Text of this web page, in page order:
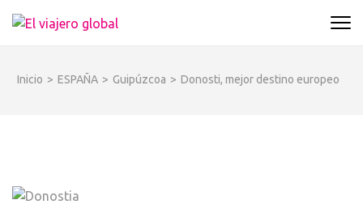
Un espacio donde descubrir la cara B de los
desde su música hasta su arquitectura o sus
Inicio > ESPAÑA > Guipúzcoa > Donosti, mejor destino europeo